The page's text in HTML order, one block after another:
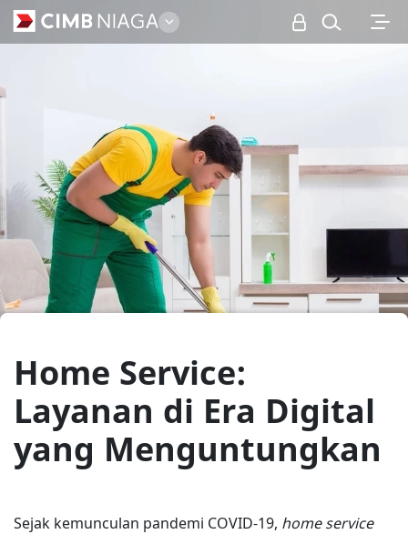
Personal
Home Service:
Layanan di Era Digital
yang Menguntungkan
Sejak kemunculan pandemi COVID-19, home service